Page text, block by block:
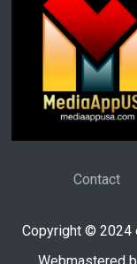
Contact
Copyright © 2024